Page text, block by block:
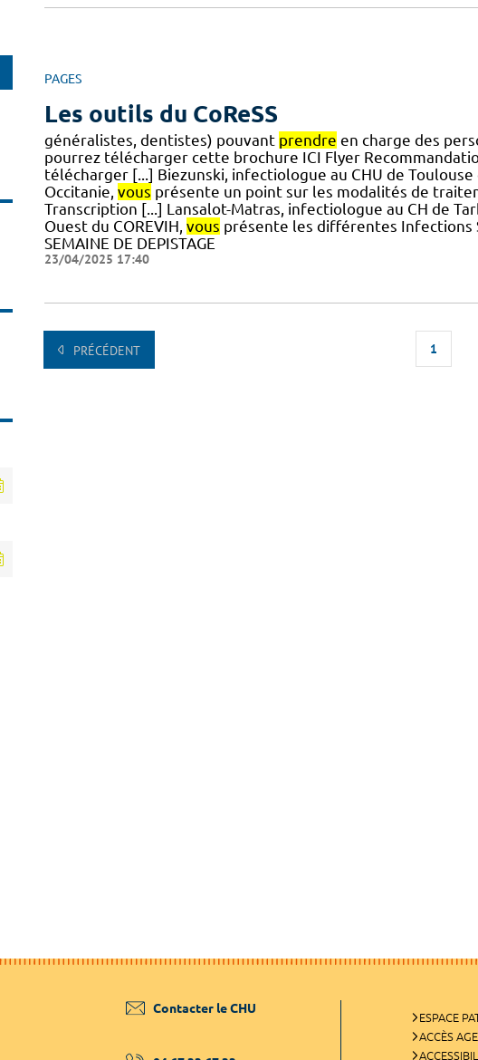
PAGES
Les outils du CoReSS
généralistes, dentistes) pouvant prendre en charge des
pourrez télécharger cette brochure ICI Flyer
télécharger [...] Biezunski, infectiologue au CHU de
Occitanie, vous présente un point sur les modalités de
Transcription [...] Lansalot-Matras, infectiologue au CH de
Ouest du COREVIH, vous présente les différentes Infections
SEMAINE DE DEPISTAGE
23/04/2025 17:40
PRÉCÉDENT 1
Contacter le CHU
ESPACE
ACCÈS